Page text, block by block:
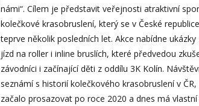
námi“. Cílem je představit veřejnosti atraktivní
kolečkové krasobruslení, který se v České
teprve několik posledních let. Akce nabídne ukázky
jízd na roller i inline bruslích, které předvedou
závodníci i začínající děti z oddílu 3K Kolín.
seznámí s historií kolečkového krasobruslení v
začalo prosazovat po roce 2020 a dnes má